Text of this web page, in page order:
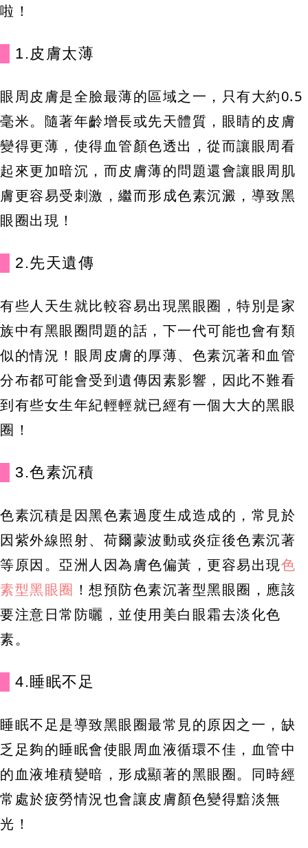
啦！
1.皮膚太薄
眼周皮膚是全臉最薄的區域之一，只有大約0.5
毫米。隨著年齡增長或先天體質，眼睛的皮膚
變得更薄，使得血管顏色透出，從而讓眼周看
起來更加暗沉，而皮膚薄的問題還會讓眼周肌
膚更容易受刺激，繼而形成色素沉澱，導致黑
眼圈出現！
2.先天遺傳
有些人天生就比較容易出現黑眼圈，特別是家
族中有黑眼圈問題的話，下一代可能也會有類
似的情況！眼周皮膚的厚薄、色素沉著和血管
分布都可能會受到遺傳因素影響，因此不難看
到有些女生年紀輕輕就已經有一個大大的黑眼
圈！
3.色素沉積
色素沉積是因黑色素過度生成造成的，常見於
因紫外線照射、荷爾蒙波動或炎症後色素沉著
等原因。亞洲人因為膚色偏黃，更容易出現色
素型黑眼圈 ！想預防色素沉著型黑眼圈，應該
要注意日常防曬，並使用美白眼霜去淡化色
素。
4.睡眠不足
睡眠不足是導致黑眼圈最常見的原因之一，缺
乏足夠的睡眠會使眼周血液循環不佳，血管中
的血液堆積變暗，形成顯著的黑眼圈。同時經
常處於疲勞情況也會讓皮膚顏色變得黯淡無
光！